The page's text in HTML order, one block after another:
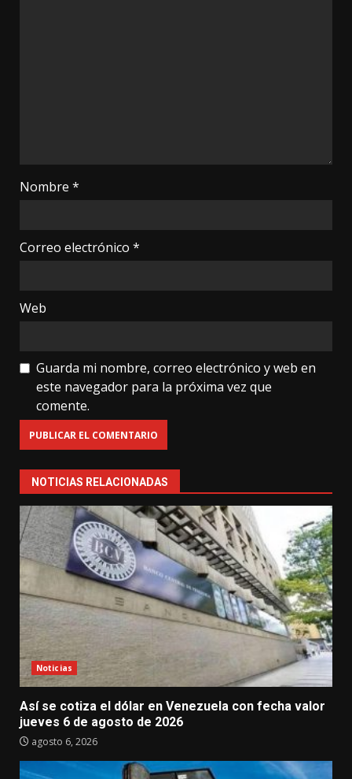
Nombre *
Correo electrónico *
Web
Guarda mi nombre, correo electrónico y web en
este navegador para la próxima vez que
comente.
NOTICIAS RELACIONADAS
Noticias
Así se cotiza el dólar en Venezuela con fecha valor
jueves 6 de agosto de 2026
agosto 6, 2026